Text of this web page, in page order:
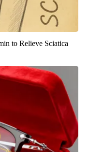
to Relieve Sciatica